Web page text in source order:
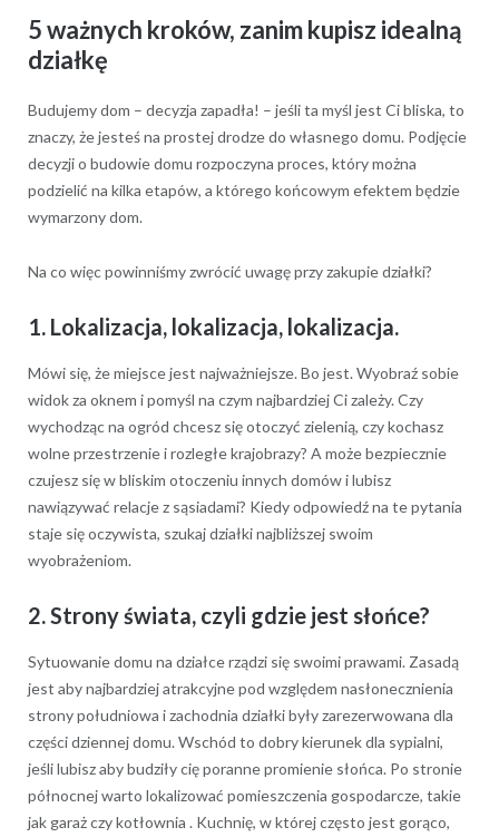
5 ważnych kroków, zanim kupisz idealną
działkę
Budujemy dom – decyzja zapadła! – jeśli ta myśl jest Ci bliska, to
znaczy, że jesteś na prostej drodze do własnego domu. Podjęcie
decyzji o budowie domu rozpoczyna proces, który można
podzielić na kilka etapów, a którego końcowym efektem będzie
wymarzony dom.
Na co więc powinniśmy zwrócić uwagę przy zakupie działki?
1. Lokalizacja, lokalizacja, lokalizacja.
Mówi się, że miejsce jest najważniejsze. Bo jest. Wyobraź sobie
widok za oknem i pomyśl na czym najbardziej Ci zależy. Czy
wychodząc na ogród chcesz się otoczyć zielenią, czy kochasz
wolne przestrzenie i rozległe krajobrazy? A może bezpiecznie
czujesz się w bliskim otoczeniu innych domów i lubisz
nawiązywać relacje z sąsiadami? Kiedy odpowiedź na te pytania
staje się oczywista, szukaj działki najbliższej swoim
wyobrażeniom.
2. Strony świata, czyli gdzie jest słońce?
Sytuowanie domu na działce rządzi się swoimi prawami. Zasadą
jest aby najbardziej atrakcyjne pod względem nasłonecznienia
strony południowa i zachodnia działki były zarezerwowana dla
części dziennej domu. Wschód to dobry kierunek dla sypialni,
jeśli lubisz aby budziły cię poranne promienie słońca. Po stronie
północnej warto lokalizować pomieszczenia gospodarcze, takie
jak garaż czy kotłownia . Kuchnię, w której często jest gorąco,